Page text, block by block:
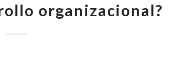
organizacional?